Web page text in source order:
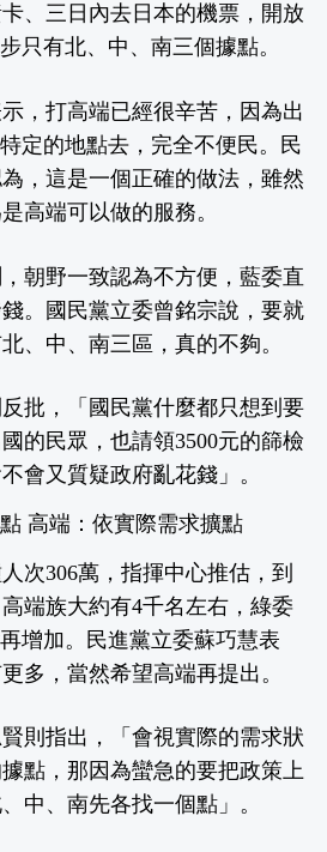
、三日內去日本的機票，開放
只有北、中、南三個據點。
，打高端已經很辛苦，因為出
定的地點去，完全不便民。民
，這是一個正確的做法，雖然
高端可以做的服務。
朝野一致認為不方便，藍委直
。國民黨立委曾銘宗說，要就
、中、南三區，真的不夠。
批，「國民黨什麼都只想到要
的民眾，也請領3500元的篩檢
會又質疑政府亂花錢」。
高端：依實際需求擴點
次306萬，指揮中心推估，到
端族大約有4千名左右，綠委
增加。民進黨立委蘇巧慧表
多，當然希望高端再提出。
則指出，「會視實際的需求狀
點，那因為蠻急的要把政策上
中、南先各找一個點」。